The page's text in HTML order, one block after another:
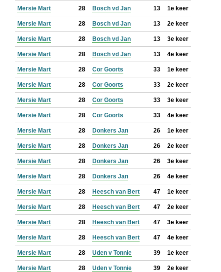
Mersie Mart 28 Bosch vd Jan 13 1e keer
Mersie Mart 28 Bosch vd Jan 13 2e keer
Mersie Mart 28 Bosch vd Jan 13 3e keer
Mersie Mart 28 Bosch vd Jan 13 4e keer
Mersie Mart 28 Cor Goorts 33 1e keer
Mersie Mart 28 Cor Goorts 33 2e keer
Mersie Mart 28 Cor Goorts 33 3e keer
Mersie Mart 28 Cor Goorts 33 4e keer
Mersie Mart 28 Donkers Jan 26 1e keer
Mersie Mart 28 Donkers Jan 26 2e keer
Mersie Mart 28 Donkers Jan 26 3e keer
Mersie Mart 28 Donkers Jan 26 4e keer
Mersie Mart 28 Heesch van Bert 47 1e keer
Mersie Mart 28 Heesch van Bert 47 2e keer
Mersie Mart 28 Heesch van Bert 47 3e keer
Mersie Mart 28 Heesch van Bert 47 4e keer
Mersie Mart 28 Uden v Tonnie 39 1e keer
Mersie Mart 28 Uden v Tonnie 39 2e keer